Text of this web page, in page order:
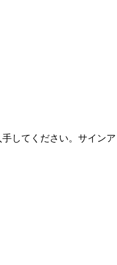
してください。サインア